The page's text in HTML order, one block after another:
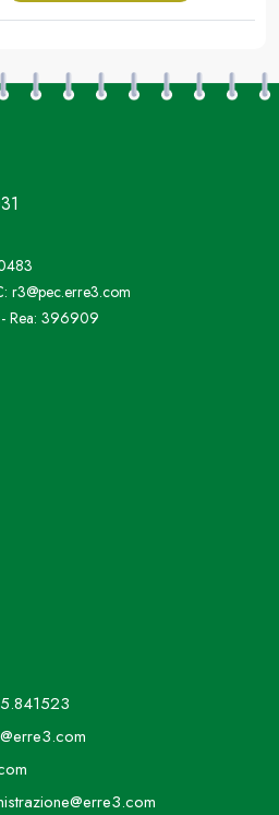
r3@pec.erre3.com
Rea: 396909